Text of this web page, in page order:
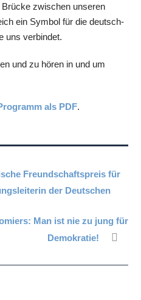
zwischen unseren
ein Symbol für die deutsch-
uns verbindet.
und zu hören in und um
als PDF.
Freundschaftspreis für
der Deutschen
Man ist nie zu jung für
Demokratie!